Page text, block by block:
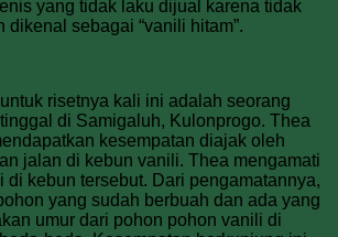
yang tidak laku dijual karena tidak
dikenal sebagai “vanili hitam”.
risetnya kali ini adalah seorang
di Samigaluh, Kulonprogo. Thea
kesempatan diajak oleh
jalan di kebun vanili. Thea mengamati
di kebun tersebut. Dari pengamatannya,
yang sudah berbuah dan ada yang
umur dari pohon pohon vanili di